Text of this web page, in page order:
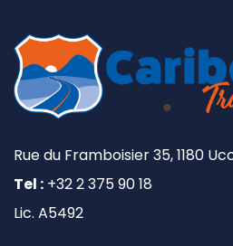
Rue du Framboisier 35, 1180
Tel : +32 2 375 90 18
Lic. A5492